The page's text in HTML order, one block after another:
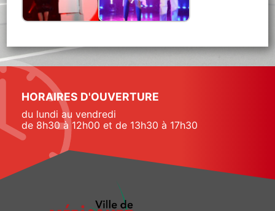
HORAIRES D'OUVERTURE
du lundi au vendredi
de 8h30 à 12h00 et de 13h30 à 17h30